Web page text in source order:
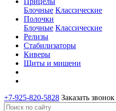
Блочные Классические
Полочки
Блочные Классические
Релизы
Стабилизаторы
Киверы
Щиты и мишени
+7-925-820-5828 Заказать звонок